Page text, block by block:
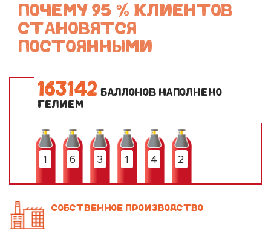
ПОЧЕМУ 95 % КЛИЕНТОВ
СТАНОВЯТСЯ
ПОСТОЯННЫМИ
163142 БАЛЛОНОВ НАПОЛНЕНО
ГЕЛИЕМ
1 6 3 1 4 2
СОБСТВЕННОЕ ПРОИЗВОДСТВО